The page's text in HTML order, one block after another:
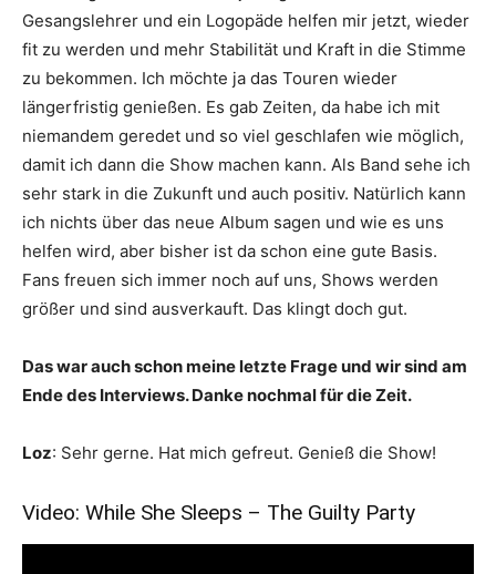
Gesangslehrer und ein Logopäde helfen mir jetzt, wieder
fit zu werden und mehr Stabilität und Kraft in die Stimme
zu bekommen. Ich möchte ja das Touren wieder
längerfristig genießen. Es gab Zeiten, da habe ich mit
niemandem geredet und so viel geschlafen wie möglich,
damit ich dann die Show machen kann. Als Band sehe ich
sehr stark in die Zukunft und auch positiv. Natürlich kann
ich nichts über das neue Album sagen und wie es uns
helfen wird, aber bisher ist da schon eine gute Basis.
Fans freuen sich immer noch auf uns, Shows werden
größer und sind ausverkauft. Das klingt doch gut.
Das war auch schon meine letzte Frage und wir sind am
Ende des Interviews. Danke nochmal für die Zeit.
Loz: Sehr gerne. Hat mich gefreut. Genieß die Show!
Video: While She Sleeps – The Guilty Party